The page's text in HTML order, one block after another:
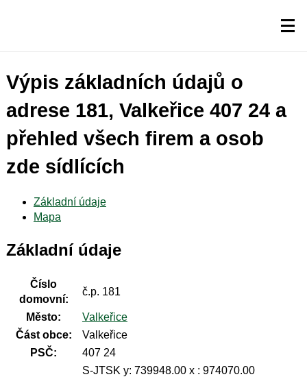
Výpis základních údajů o
adrese 181, Valkeřice 407 24 a
přehled všech firem a osob
zde sídlících
Základní údaje
Mapa
Základní údaje
Číslo
domovní:
č.p. 181
Město:
Valkeřice
Část obce:
Valkeřice
PSČ:
407 24
S-JTSK y: 739948.00 x : 974070.00